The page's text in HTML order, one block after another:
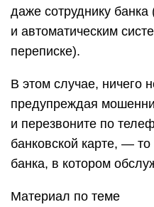
даже сотруднику
и автоматическим
переписке).
В этом случае, ничего
предупреждая
и перезвоните по
банковской карте, — то
банка, в котором
Материал по теме